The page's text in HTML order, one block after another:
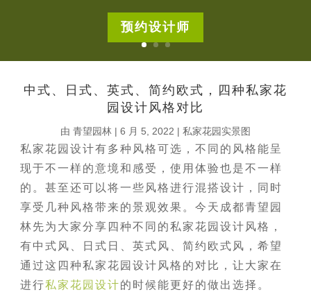
预约设计师
中式、日式、英式、简约欧式，四种私家花
园设计风格对比
由 青望园林 | 6 月 5, 2022 | 私家花园实景图
私家花园设计有多种风格可选，不同的风格能呈
现于不一样的意境和感受，使用体验也是不一样
的。甚至还可以将一些风格进行混搭设计，同时
享受几种风格带来的景观效果。今天成都青望园
林先为大家分享四种不同的私家花园设计风格，
有中式风、日式日、英式风、简约欧式风，希望
通过这四种私家花园设计风格的对比，让大家在
进行私家花园设计的时候能更好的做出选择。